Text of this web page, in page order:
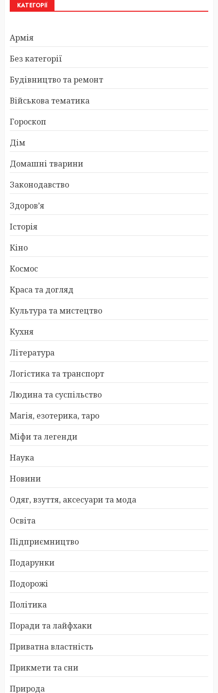
КАТЕГОРІЇ
Армія
Без категорії
Будівництво та ремонт
Військова тематика
Гороскоп
Дім
Домашні тварини
Законодавство
Здоров’я
Історія
Кіно
Космос
Краса та догляд
Культура та мистецтво
Кухня
Література
Логістика та транспорт
Людина та суспільство
Магія, езотерика, таро
Міфи та легенди
Наука
Новини
Одяг, взуття, аксесуари та мода
Освіта
Підприємництво
Подарунки
Подорожі
Політика
Поради та лайфхаки
Приватна властність
Прикмети та сни
Природа